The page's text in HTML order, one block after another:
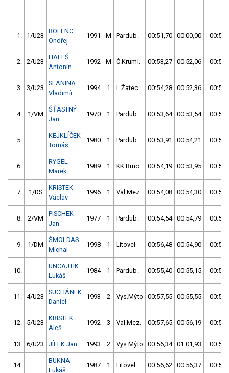
1. 1/U23
ROLENC
Ondřej
1991 M Pardub. 00:51,70 00:00,00
2. 2/U23
HALEŠ
Antonín
1992 M Č.Kruml. 00:53,27 00:52,06
3. 3/U23
SLANINA
Vladimír
1994 1 L.Žatec 00:54,28 00:52,36
4. 1/VM
ŠŤASTNÝ
Jan
1970 1 Pardub. 00:53,64 00:53,54
5.
KEJKLÍČEK
Tomáš
1980 1 Pardub. 00:53,91 00:54,21
6.
RYGEL
Marek
1989 1 KK Brno 00:54,19 00:53,95
7. 1/DS
KRISTEK
Václav
1996 1 Val.Mez. 00:54,08 00:54,30
8. 2/VM
PISCHEK
Jan
1977 1 Pardub. 00:54,54 00:54,79
9. 1/DM
ŠMOLDAS
Michal
1998 1 Litovel 00:56,48 00:54,90
10.
UNCAJTÍK
Lukáš
1984 1 Pardub. 00:55,40 00:55,15
11. 4/U23
SUCHÁNEK
Daniel
1993 2 Vys.Mýto 00:57,55 00:55,55
12. 5/U23
KRISTEK
Aleš
1992 3 Val.Mez. 00:57,65 00:56,19
13. 6/U23 JÍLEK Jan 1993 2 Vys.Mýto 00:56,34 01:01,93
14.
BUKNA
Lukáš
1987 1 Litovel 00:56,62 00:56,37